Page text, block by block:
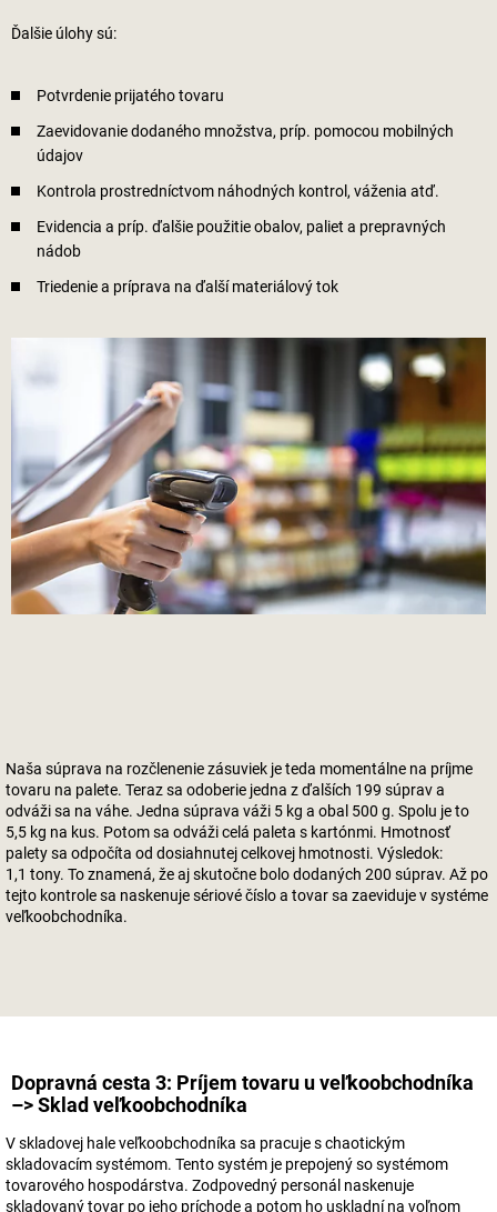
Ďalšie úlohy sú:
Potvrdenie prijatého tovaru
Zaevidovanie dodaného množstva, príp. pomocou mobilných
údajov
Kontrola prostredníctvom náhodných kontrol, váženia atď.
Evidencia a príp. ďalšie použitie obalov, paliet a prepravných
nádob
Triedenie a príprava na ďalší materiálový tok
Naša súprava na rozčlenenie zásuviek je teda momentálne na príjme
tovaru na palete. Teraz sa odoberie jedna z ďalších 199 súprav a
odváži sa na váhe. Jedna súprava váži 5 kg a obal 500 g. Spolu je to
5,5 kg na kus. Potom sa odváži celá paleta s kartónmi. Hmotnosť
palety sa odpočíta od dosiahnutej celkovej hmotnosti. Výsledok:
1,1 tony. To znamená, že aj skutočne bolo dodaných 200 súprav. Až po
tejto kontrole sa naskenuje sériové číslo a tovar sa zaeviduje v systéme
veľkoobchodníka.
Dopravná cesta 3: Príjem tovaru u veľkoobchodníka
–> Sklad veľkoobchodníka
V skladovej hale veľkoobchodníka sa pracuje s chaotickým
skladovacím systémom. Tento systém je prepojený so systémom
tovarového hospodárstva. Zodpovedný personál naskenuje
skladovaný tovar po jeho príchode a potom ho uskladní na voľnom